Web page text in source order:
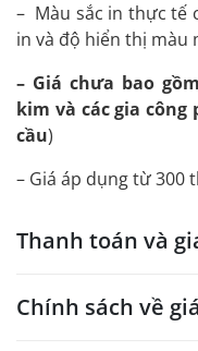
– Màu sắc in thực tế
in và độ hiển thị màu
– Giá chưa bao
kim và các gia
cầu)
– Giá áp dụng từ 300
Thanh toán và
Chính sách về giá